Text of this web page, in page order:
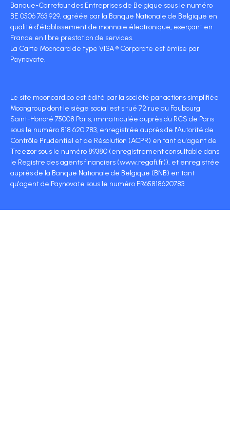
Banque-Carrefour des Entreprises de Belgique sous le numéro
BE 0506 763 929, agréée par la Banque Nationale de Belgique en
qualité d'établissement de monnaie électronique, exerçant en
France en libre prestation de services.
La Carte Mooncard de type VISA ® Corporate est émise par
Paynovate.
Le site mooncard.co est édité par la société par actions simplifiée
Moongroup dont le siège social est situé 72 rue du Faubourg
Saint-Honoré 75008 Paris, immatriculée auprès du RCS de Paris
sous le numéro 818 620 783, enregistrée auprès de l'Autorité de
Contrôle Prudentiel et de Résolution (ACPR) en tant qu'agent de
Treezor sous le numéro 89380 (enregistrement consultable dans
le Registre des agents financiers (www.regafi.fr)), et enregistrée
auprès de la Banque Nationale de Belgique (BNB) en tant
qu'agent de Paynovate sous le numéro FR65818620783